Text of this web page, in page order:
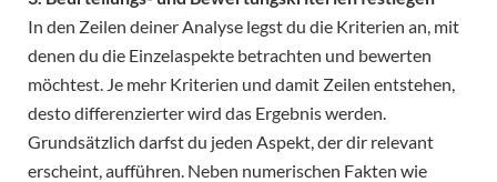
In den Zeilen deiner Analyse legst du die Kriterien an, mit
denen du die Einzelaspekte betrachten und bewerten
möchtest. Je mehr Kriterien und damit Zeilen entstehen,
desto differenzierter wird das Ergebnis werden.
Grundsätzlich darfst du jeden Aspekt, der dir relevant
erscheint, aufführen. Neben numerischen Fakten wie